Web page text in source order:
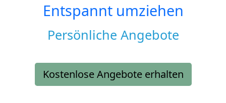
Entspannt umziehen
Persönliche Angebote
Kostenlose Angebote erhalten